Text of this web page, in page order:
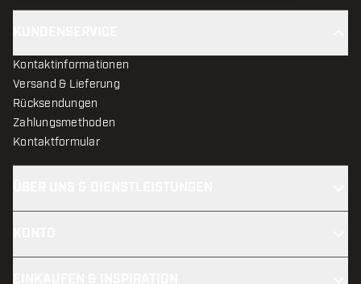
Kontaktinformationen
Versand & Lieferung
Rücksendungen
Zahlungsmethoden
Kontaktformular